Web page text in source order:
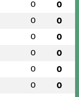
0 0
0 0
0 0
0 0
0 0
0 0